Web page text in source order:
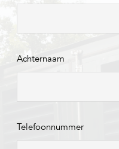
Achternaam
Telefoonnummer